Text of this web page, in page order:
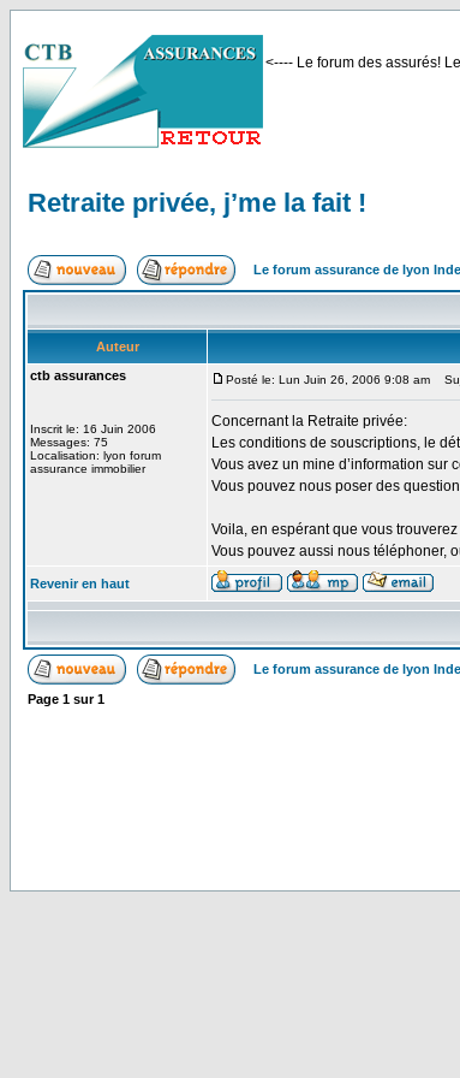
<---- Le forum des assurés!
Retraite privée, j’me la fait !
Le forum assurance de lyon
Auteur
ctb assurances
Inscrit le: 16 Juin 2006
Messages: 75
Localisation: lyon forum
assurance immobilier
Posté le: Lun Juin 26, 2006 9:08 am
Concernant la Retraite privée:
Les conditions de souscriptions, le
Vous avez un mine d’information sur
Vous pouvez nous poser des
Voila, en espérant que vous
Vous pouvez aussi nous téléphoner,
Revenir en haut
Le forum assurance de lyon
Page 1 sur1